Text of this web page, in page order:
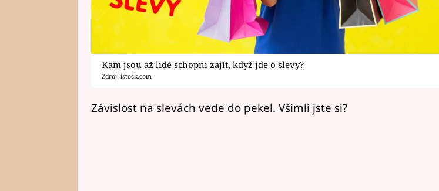
Kam jsou až lidé schopni zajít, když jde o slevy?
Zdroj: istock.com
Závislost na slevách vede do pekel. Všimli jste si?